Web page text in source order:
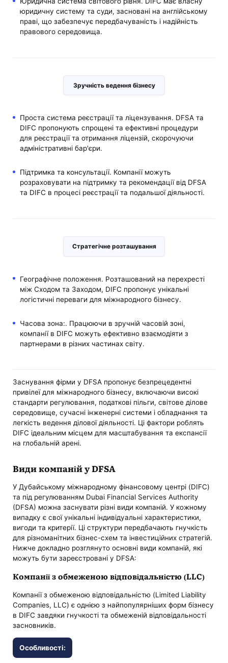
юридичну систему та суди, засновані на англійському
праві, що забезпечує передбачуваність і надійність
правового середовища.
Зручність ведення бізнесу
Проста система реєстрації та ліцензування. DFSA та
DIFC пропонують спрощені та ефективні процедури
для реєстрації та отримання ліцензій, скорочуючи
адміністративні бар'єри.
Підтримка та консультації. Компанії можуть
розраховувати на підтримку та рекомендації від DFSA
та DIFC в процесі реєстрації та подальшої діяльності.
Стратегічне розташування
Географічне положення. Розташований на перехресті
між Сходом та Заходом, DIFC пропонує унікальні
логістичні переваги для міжнародного бізнесу.
Часова зона:. Працюючи в зручній часовій зоні,
компанії в DIFC можуть ефективно взаємодіяти з
партнерами в різних частинах світу.
Заснування фірми у DFSA пропонує безпрецедентні
привілеї для міжнародного бізнесу, включаючи високі
стандарти регулювання, податкові пільги, світове ділове
середовище, сучасні інженерні системи і обладнання та
легкість ведення ділової діяльності. Ці фактори роблять
DIFC ідеальним місцем для масштабування та експансії
на глобальній арені.
Види компаній у DFSA
У Дубайському міжнародному фінансовому центрі (DIFC)
та під регулюванням Dubai Financial Services Authority
(DFSA) можна заснувати різні види компаній. У кожному
випадку є свої унікальні індивідуальні характеристики,
вигоди та критерії. Ці структури передбачають гнучкість
для різноманітних бізнес-схем та інвестиційних стратегій.
Нижче докладно розглянуто основні види компаній, які
можуть бути зареєстровані у DFSA:
Компанії з обмеженою відповідальністю (LLC)
Компанії з обмеженою відповідальністю (Limited Liability
Companies, LLC) є однією з найпопулярніших форм бізнесу
в DIFC завдяки гнучкості та обмеженій відповідальності
засновників.
Особливості: